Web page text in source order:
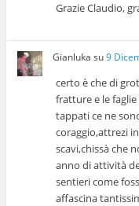
Grazie Claudio,
Gianluka su9
certo è che di
fratture e le
tappati ce ne
coraggio,attrezi
scavi,chissà che
anno di attività
sentieri come
affascina